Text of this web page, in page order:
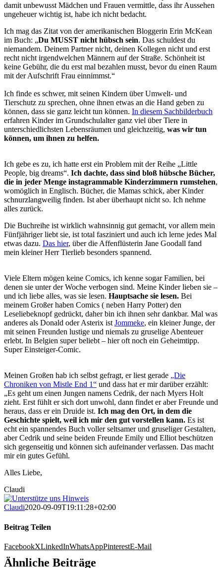
damit unbewusst Mädchen und Frauen vermittle, dass ihr Aussehen
ungeheuer wichtig ist, habe ich nicht bedacht.
Ich mag das Zitat von der amerikanischen Bloggerin Erin McKean
im Buch: „Du MUSST nicht hübsch sein. Das schuldest du
niemandem. Deinem Partner nicht, deinen Kollegen nicht und erst
recht nicht irgendwelchen Männern auf der Straße. Schönheit ist
keine Gebühr, die du erst mal bezahlen musst, bevor du einen Raum
mit der Aufschrift Frau einnimmst.“
Ich finde es schwer, mit seinen Kindern über Umwelt- und
Tierschutz zu sprechen, ohne ihnen etwas an die Hand geben zu
können, dass sie ganz leicht tun können. In diesem Sachbilderbuch
erfahren Kinder im Grundschulalter ganz viel über Tiere in
unterschiedlichsten Lebensräumen und gleichzeitig, was wir tun
können, um ihnen zu helfen.
Ich gebe es zu, ich hatte erst ein Problem mit der Reihe „Little
People, big dreams“. Ich dachte, dass sind bloß hübsche Bücher,
die in jeder Menge instagrammable Kinderzimmern rumstehen,
womöglich in Englisch. Bücher, die Mamas schick, aber Kinder
schnurzlangweilig finden. Ist aber überhaupt nicht so. Ich nehme
alles zurück.
Die Buchreihe ist wirklich wahnsinnig gut gemacht, vor allem mein
Fünfjähriger liebt sie, ist total fasziniert und auch ich lerne jedes Mal
etwas dazu. Das hier, über die Affenflüsterin Jane Goodall fand
mein kleiner Herr Tierlieb besonders spannend.
Viele Eltern mögen keine Comics, ich kenne sogar Familien, bei
denen sie unter der Woche verbogen sind. Meine Kinder lieben sie –
und ich liebe alles, was sie lesen. Hauptsache sie lesen. Bei
meinem Großer haben Comics ( neben Harry Potter) den
Leseliebeknopf gedrückt, daher bin ich ihnen sehr dankbar. Mal was
anderes als Donald oder Asterix istJommeke, ein kleiner Junge, der
mit seinen Freunden lustige und niemals zu gruselige Abenteuer
erlebt. In Belgien super beliebt – hier oft noch ein Geheimtipp.
Super Einsteiger-Comic.
Meinen Großen hab ich selbst gefragt, er liest gerade „Die
Chroniken von Mistle End 1“ und dass hat er mir darüber erzählt:
„Es geht um einen Jungen namens Cedrik, der nach Myers Holt
zieht. Erst fühlt er sich dort unwohl, dann findet er aber Freunde und
heraus, dass er ein Druide ist. Ich mag den Ort, in dem die
Geschichte spielt, weil ich mir den gut vorstellen kann. Es ist
echt ein spannendes Buch voller seltsamer und gruseliger Gestalten,
aber Cedrik und seine beiden Freunde Emily und Elliot beschützen
sich gegenseitig und können sich aufeinander verlassen. Das macht
mir ein gutes Gefühl.
Alles Liebe,
Claudi
Claudi2020-09-09T19:11:28+02:00
Beitrag Teilen
FacebookXLinkedInWhatsAppPinterestE-Mail
Ähnliche Beiträge